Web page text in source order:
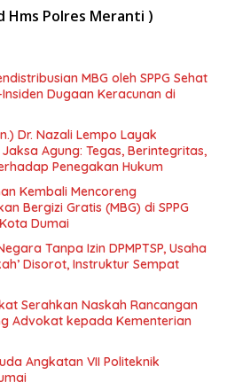
Hms Polres Meranti )
MBG oleh SPPG Sehat
Dugaan Keracunan di
Dr. Nazali Lempo Layak
Agung: Tegas, Berintegritas,
Penegakan Hukum
Kembali Mencoreng
Bergizi Gratis (MBG) di SPPG
Dumai
Tanpa Izin DPMPTSP, Usaha
Disorot, Instruktur Sempat
Serahkan Naskah Rancangan
Advokat kepada Kementerian
Angkatan VII Politeknik